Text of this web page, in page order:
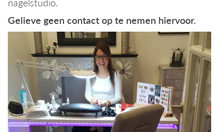
Gelieve geen contact op te nemen hiervoor.